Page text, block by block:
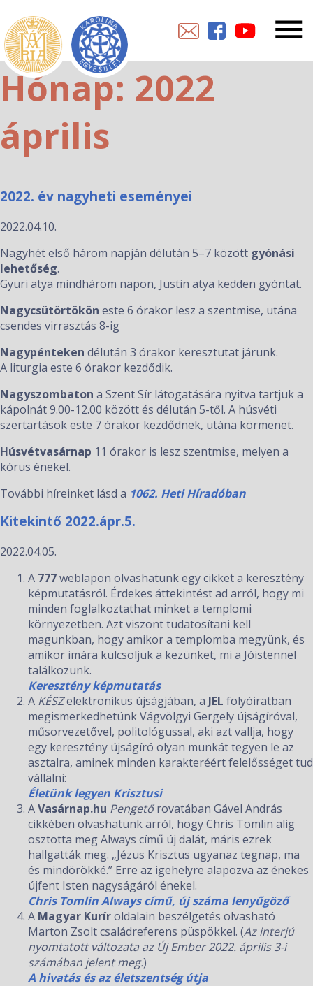
Hónap: 2022
április
2022. év nagyheti eseményei
2022.04.10.
Nagyhét első három napján délután 5–7 között gyónási
lehetőség.
Gyuri atya mindhárom napon, Justin atya kedden gyóntat.
Nagycsütörtökön este 6 órakor lesz a szentmise, utána
csendes virrasztás 8-ig
Nagypénteken délután 3 órakor keresztutat járunk.
A liturgia este 6 órakor kezdődik.
Nagyszombaton a Szent Sír látogatására nyitva tartjuk a
kápolnát 9.00-12.00 között és délután 5-től. A húsvéti
szertartások este 7 órakor kezdődnek, utána körmenet.
Húsvétvasárnap 11 órakor is lesz szentmise, melyen a
kórus énekel.
További híreinket lásd a 1062. Heti Híradóban
Kitekintő 2022.ápr.5.
2022.04.05.
A 777weblapon olvashatunk egy cikket a keresztény
képmutatásról. Érdekes áttekintést ad arról, hogy mi
minden foglalkoztathat minket a templomi
környezetben. Azt viszont tudatosítani kell
magunkban, hogy amikor a templomba megyünk, és
amikor imára kulcsoljuk a kezünket, mi a Jóistennel
találkozunk.
Keresztény képmutatás
A KÉSZelektronikus újságjában, a JEL folyóiratban
megismerkedhetünk Vágvölgyi Gergely újságíróval,
műsorvezetővel, politológussal, aki azt vallja, hogy
egy keresztény újságíró olyan munkát tegyen le az
asztalra, aminek minden karakteréért felelősséget tud
vállalni:
Életünk legyen Krisztusi
AVasárnap.hu Pengetőrovatában Gável András
cikkében olvashatunk arról, hogy Chris Tomlin alig
osztotta meg Always című új dalát, máris ezrek
hallgatták meg. „Jézus Krisztus ugyanaz tegnap, ma
és mindörökké.” Erre az igehelyre alapozva az énekes
újfent Isten nagyságáról énekel.
Chris Tomlin Always című, új száma lenyűgöző
A Magyar Kuríroldalain beszélgetés olvasható
Marton Zsolt családreferens püspökkel. (Az interjú
nyomtatott változata az Új Ember 2022. április 3-i
számában jelent meg.)
A hivatás és az életszentség útja